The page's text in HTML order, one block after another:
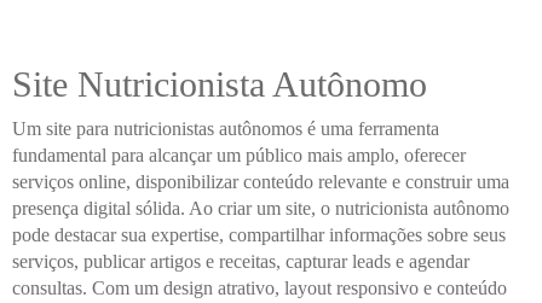
Site Nutricionista Autônomo
Um site para nutricionistas autônomos é uma ferramenta
fundamental para alcançar um público mais amplo, oferecer
serviços online, disponibilizar conteúdo relevante e construir uma
presença digital sólida. Ao criar um site, o nutricionista autônomo
pode destacar sua expertise, compartilhar informações sobre seus
serviços, publicar artigos e receitas, capturar leads e agendar
consultas. Com um design atrativo, layout responsivo e conteúdo